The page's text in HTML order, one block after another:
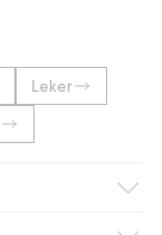
Leker